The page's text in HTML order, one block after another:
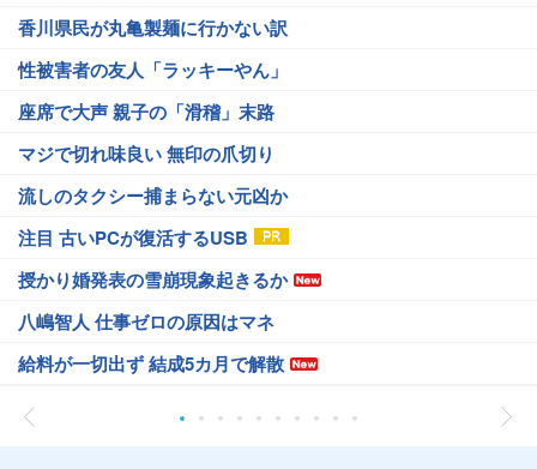
香川県民が丸亀製麺に行かない訳
性被害者の友人「ラッキーやん」
座席で大声 親子の「滑稽」末路
マジで切れ味良い 無印の爪切り
流しのタクシー捕まらない元凶か
注目 古いPCが復活するUSB
授かり婚発表の雪崩現象起きるか
八嶋智人 仕事ゼロの原因はマネ
給料が一切出ず 結成5カ月で解散